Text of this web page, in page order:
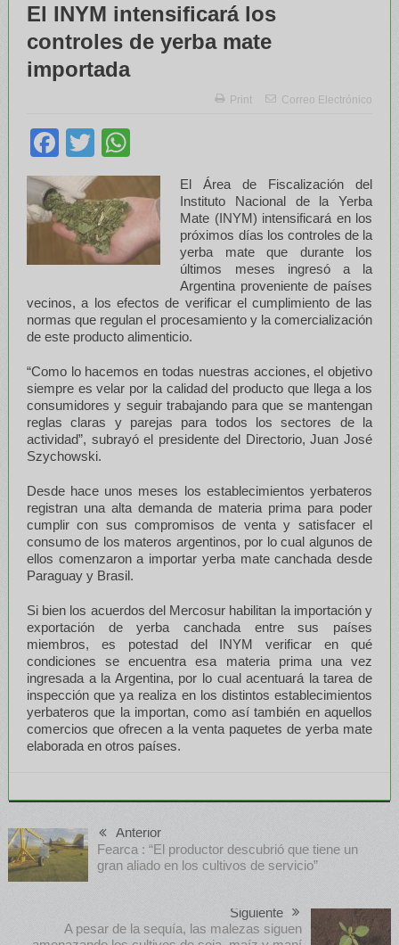
El INYM intensificará los
controles de yerba mate
importada
Print Correo Electrónico
Facebook
Twitter
El Área de Fiscalización del
Instituto Nacional de la Yerba
Mate (INYM) intensificará en los
próximos días los controles de la
yerba mate que durante los
últimos meses ingresó a la
Argentina proveniente de países
vecinos, a los efectos de verificar el cumplimiento de las
normas que regulan el procesamiento y la comercialización
de este producto alimenticio.
“Como lo hacemos en todas nuestras acciones, el objetivo
siempre es velar por la calidad del producto que llega a los
consumidores y seguir trabajando para que se mantengan
reglas claras y parejas para todos los sectores de la
actividad”, subrayó el presidente del Directorio, Juan José
Szychowski.
Desde hace unos meses los establecimientos yerbateros
registran una alta demanda de materia prima para poder
cumplir con sus compromisos de venta y satisfacer el
consumo de los materos argentinos, por lo cual algunos de
ellos comenzaron a importar yerba mate canchada desde
Paraguay y Brasil.
Si bien los acuerdos del Mercosur habilitan la importación y
exportación de yerba canchada entre sus países
miembros, es potestad del INYM verificar en qué
condiciones se encuentra esa materia prima una vez
ingresada a la Argentina, por lo cual acentuará la tarea de
inspección que ya realiza en los distintos establecimientos
yerbateros que la importan, como así también en aquellos
comercios que ofrecen a la venta paquetes de yerba mate
elaborada en otros países.
Anterior
Fearca : “El productor descubrió que tiene un
gran aliado en los cultivos de servicio”
Siguiente
A pesar de la sequía, las malezas siguen